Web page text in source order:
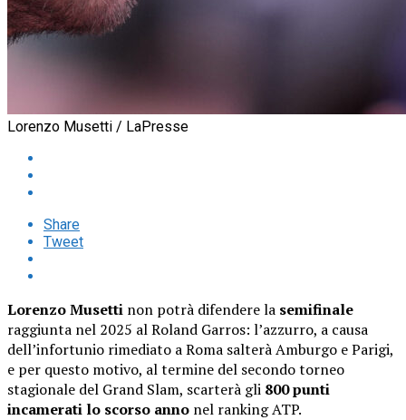
Lorenzo Musetti / LaPresse
Share
Tweet
Lorenzo Musetti non potrà difendere la semifinale
raggiunta nel 2025 al Roland Garros: l’azzurro, a causa
dell’infortunio rimediato a Roma salterà Amburgo e Parigi,
e per questo motivo, al termine del secondo torneo
stagionale del Grand Slam, scarterà gli 800 punti
incamerati lo scorso anno nel ranking ATP.